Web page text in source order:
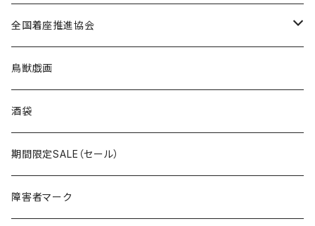
国道100～199号線
国道600～699号線
キャップ
ROUTE 0～99号線
ROUTE100～199号線
Tシャツ
ROUTE 0～99号線
ROUTE 100～199号線
キャップ
ROUTE 0～99号線
ROUTE 100～199号線
北海道
青森県
岩手県
宮城県
秋田県
全国着座推進協会
ステッカー
鳥獣戯画
酒袋
期間限定SALE（セール）
障害者マーク